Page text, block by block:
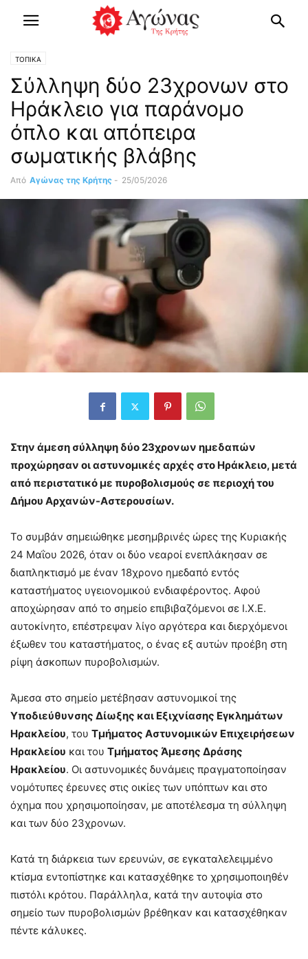
ΤΟΠΙΚΑ
Σύλληψη δύο 23χρονων στο
Ηράκλειο για παράνομο
όπλο και απόπειρα
σωματικής βλάβης
Από Αγώνας της Κρήτης - 25/05/2026
Στην άμεση σύλληψη δύο 23χρονων ημεδαπών
προχώρησαν οι αστυνομικές αρχές στο Ηράκλειο, μετά
από περιστατικό με πυροβολισμούς σε περιοχή του
Δήμου Αρχανών-Αστερουσίων.
Το συμβάν σημειώθηκε μεσημβρινές ώρες της Κυριακής
24 Μαΐου 2026, όταν οι δύο νεαροί ενεπλάκησαν σε
διαπληκτισμό με έναν 18χρονο ημεδαπό εντός
καταστήματος υγειονομικού ενδιαφέροντος. Αφού
αποχώρησαν από το σημείο επιβιβαζόμενοι σε Ι.Χ.Ε.
αυτοκίνητο, επέστρεψαν λίγο αργότερα και διερχόμενοι
έξωθεν του καταστήματος, ο ένας εξ αυτών προέβη στη
ρίψη άσκοπων πυροβολισμών.
Άμεσα στο σημείο μετέβησαν αστυνομικοί της
Υποδιεύθυνσης Δίωξης και Εξιχνίασης Εγκλημάτων
Ηρακλείου, του Τμήματος Αστυνομικών Επιχειρήσεων
Ηρακλείου και του Τμήματος Άμεσης Δράσης
Ηρακλείου. Οι αστυνομικές δυνάμεις πραγματοποίησαν
νομότυπες έρευνες στις οικίες των υπόπτων και στο
όχημα που χρησιμοποίησαν, με αποτέλεσμα τη σύλληψη
και των δύο 23χρονων.
Κατά τη διάρκεια των ερευνών, σε εγκαταλελειμμένο
κτίσμα εντοπίστηκε και κατασχέθηκε το χρησιμοποιηθέν
πιστόλι κρότου. Παράλληλα, κατά την αυτοψία στο
σημείο των πυροβολισμών βρέθηκαν και κατασχέθηκαν
πέντε κάλυκες.